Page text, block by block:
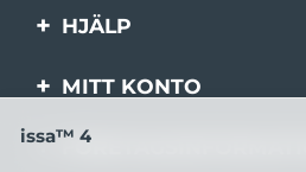
HJÄLP
Kontakta oss
MITT KONTO
Produktregistrering
issa™ 4